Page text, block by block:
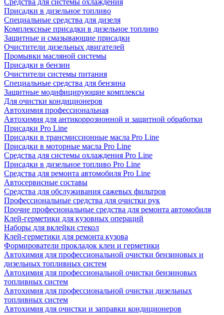
Средства для системы охлаждения
Присадки в дизельное топливо
Спeциальные средства для дизеля
Комплексные присадки в дизельное топливо
Защитные и смазывающие присадки
Очистители дизельных двигателей
Промывки масляной системы
Присадки в бензин
Очистители системы питания
Специальные срeдства для бензина
Защитные модифицирующие комплексы
Для очистки кондиционеров
Автохимия профессиональная
Автохимия для антикоррозионной и защитной обработки
Присадки Pro Line
Присадки в трансмиссионные масла Pro Line
Присадки в моторные масла Pro Line
Средства для системы охлаждения Pro Line
Присадки в дизельное топливо Pro Line
Средства для ремонта автомобиля Pro Line
Автосервисные составы
Средства для обслуживания сажевых фильтров
Профессиональные средства для очистки рук
Прочие професиональные средства для ремонта автомобиля
Клей-герметики для кузовных операций
Наборы для вклейки стекол
Клей-герметики для ремонта кузова
Формирователи прокладок клеи и герметики
Автохимия для профессиональной очистки бензиновых и
дизельных топливных систем
Автохимия для профессиональной очистки бензиновых
топливных систем
Автохимия для профессиональной очистки дизельных
топливных систем
Автохимия для очистки и заправки кондиционеров